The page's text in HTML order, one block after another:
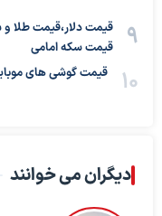
قیمت سکه امامی
قیمت گوشی های موبایل
دیگران می خوانند